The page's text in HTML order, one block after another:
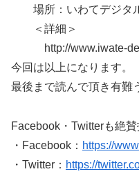
場所：いわてデジタ
＜詳細＞
http://www.iwate-
今回は以上になります。
最後まで読んで頂き有難
Facebook・Twitterも絶賛
・Facebook： https://
・Twitter： https://